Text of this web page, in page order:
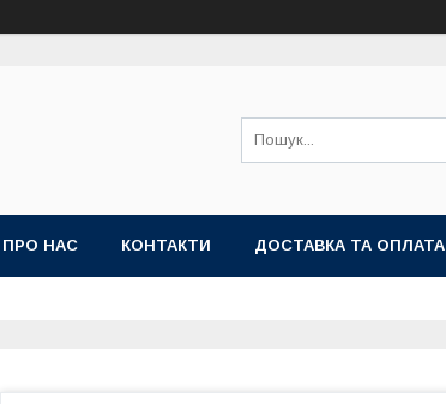
ПРО НАС КОНТАКТИ ДОСТАВКА ТА ОПЛАТА